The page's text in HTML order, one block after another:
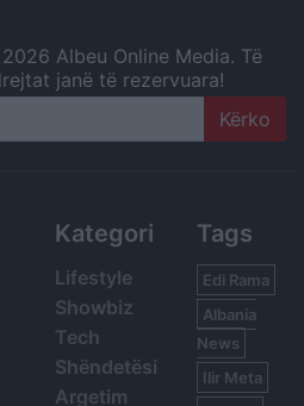
2026 Albeu Online Media. Të
janë të rezervuara!
Kategori
Lifestyle
Showbiz
Tech
Shëndetësi
Argetim
Tags
Edi Rama
Albania
News
Ilir Meta